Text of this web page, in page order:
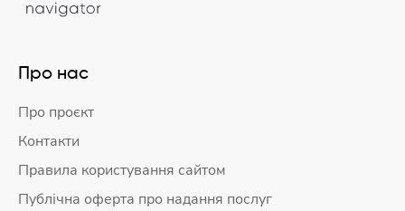
Про нас
Про проєкт
Контакти
Правила користування сайтом
Публічна оферта про надання послуг